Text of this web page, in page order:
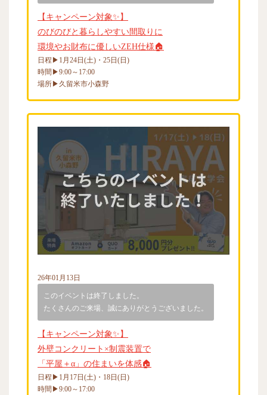
【キャンペーン対象✨】
のびのびと暮らしやすい間取りに
環境やお財布に優しいZEH仕様🏠
日程▶1月24日(土)・25日(日)
時間▶9:00～17:00
場所▶久留米市小森野
26年01月13日
このイベントは終了しました。
たくさんのご来場、誠にありがとうございました。
【キャンペーン対象✨】
外壁コンクリート×制震装置で
「平屋＋α」の住まいを体感🏠
日程▶1月17日(土)・18日(日)
時間▶9:00～17:00